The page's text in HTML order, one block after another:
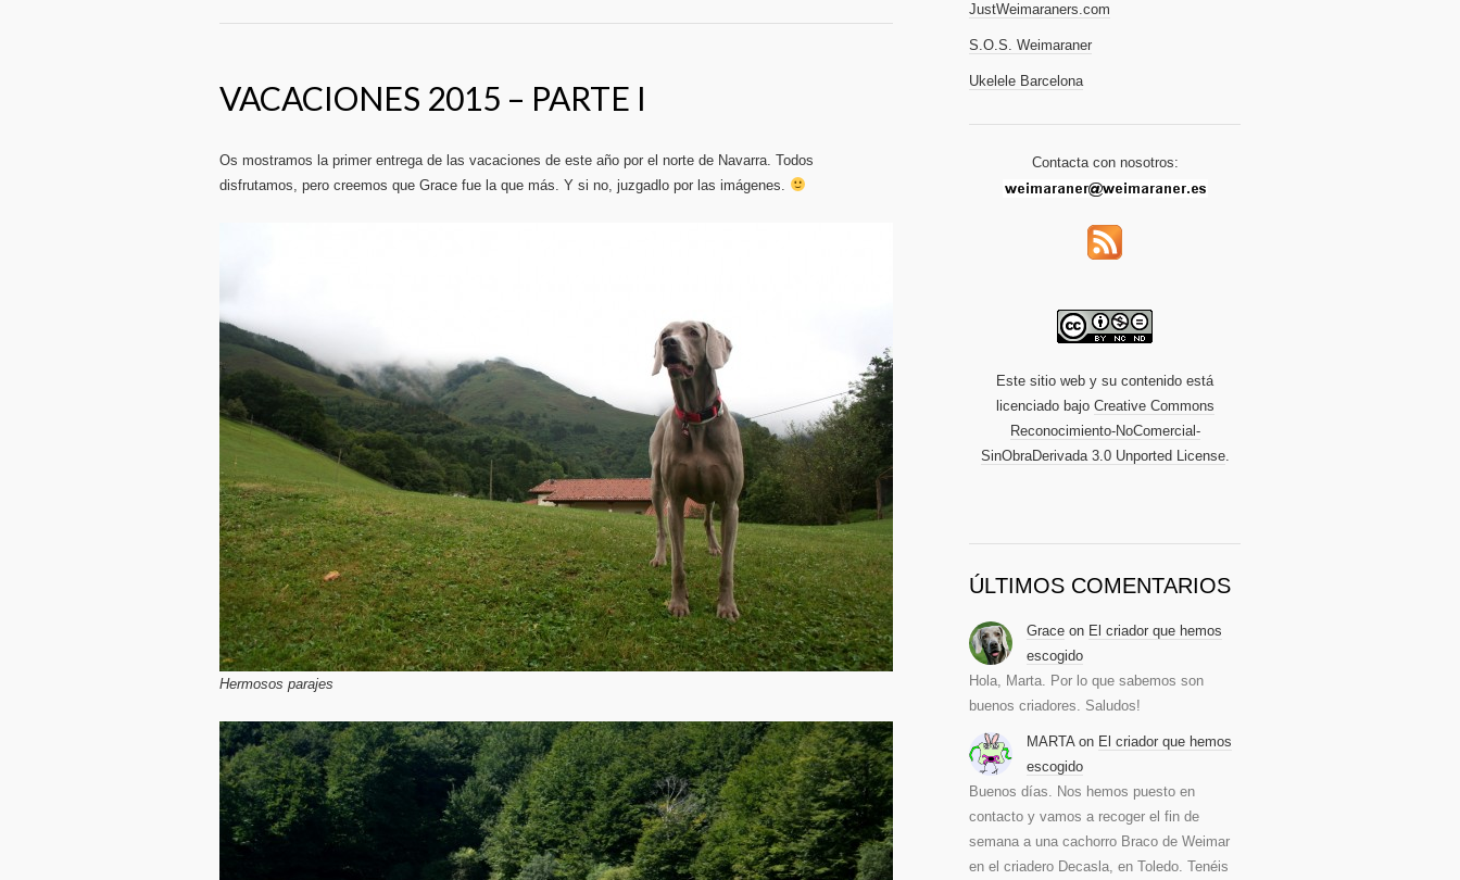
VACACIONES 2015 – PARTE I
Os mostramos la primer entrega de las vacaciones de este año por el norte de Navarra. Todos
disfrutamos, pero creemos que Grace fue la que más. Y si no, juzgadlo por las imágenes.
Hermosos parajes
JustWeimaraners.com
S.O.S. Weimaraner
Ukelele Barcelona
Contacta con nosotros:
Este sitio web y su contenido está
licenciado bajo Creative Commons
Reconocimiento-NoComercial-
SinObraDerivada 3.0 Unported License.
ÚLTIMOS COMENTARIOS
Grace on El criador que hemos
escogido
Hola, Marta. Por lo que sabemos son
buenos criadores. Saludos!
MARTA on El criador que hemos
escogido
Buenos días. Nos hemos puesto en
contacto y vamos a recoger el fin de
semana a una cachorro Braco de Weimar
en el criadero Decasla, en Toledo. Tenéis